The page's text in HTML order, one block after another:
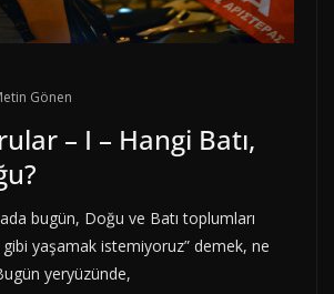
Gönen
– I – Hangi Batı,
bugün, Doğu ve Batı toplumları
gibi yaşamak istemiyoruz” demek, ne
yeryüzünde,